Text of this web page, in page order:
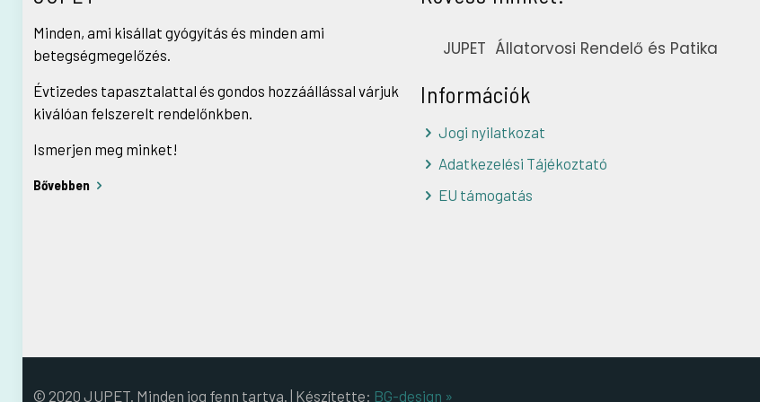
Minden, ami kisállat gyógyítás és minden ami
betegségmegelőzés.
Évtizedes tapasztalattal és gondos hozzáállással várjuk
kiválóan felszerelt rendelőnkben.
Ismerjen meg minket!
Bővebben
JUPET Állatorvosi Rendelő és Patika
Információk
Jogi nyilatkozat
Adatkezelési Tájékoztató
EU támogatás
© 2020 JUPET. Minden jog fenn tartva. | Készítette: BG-design »